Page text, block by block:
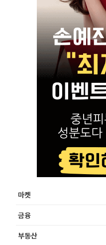
마켓
금융
부동산